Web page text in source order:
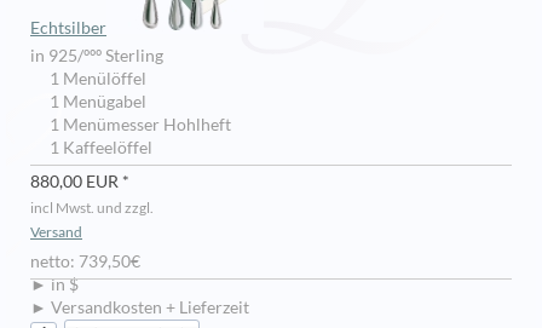
Echtsilber
in 925/ººº Sterling
1 Menülöffel
1 Menügabel
1 Menümesser Hohlheft
1 Kaffeelöffel
880,00 EUR *
incl Mwst. und zzgl.
Versand
netto: 739,50€
► in $
► Versandkosten + Lieferzeit